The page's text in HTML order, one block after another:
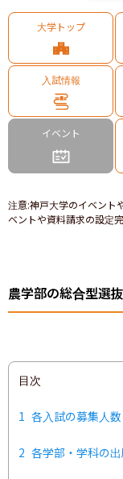
大学トップ
入試情報
イベント
注意:神戸大学のイベント
ベントや資料請求の設定
農学部の総合型選
目次
1 各入試の募集人
2 各学部・学科の